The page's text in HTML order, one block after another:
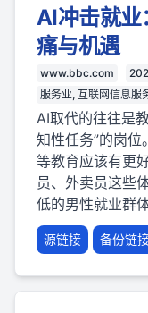
AI冲击就业
痛与机遇
www.bbc.com
服务业, 互联网信息服
AI取代的往往是
知性任务”的岗位
等教育应该有更
员、外卖员这些
低的男性就业群体
源链接 备份链